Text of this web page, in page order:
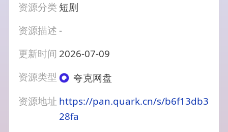
资源分类 短剧
资源描述-
更新时间 2026-07-09
资源类型
夸克网盘
资源地址 https://pan.quark.cn/s/b6f13db3
28fa